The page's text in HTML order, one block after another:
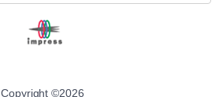
Copyright ©2026